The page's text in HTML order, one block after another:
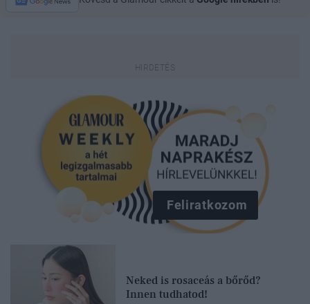
Feliratkozom
Neked is rosaceás a bőrőd?
Innen tudhatod!